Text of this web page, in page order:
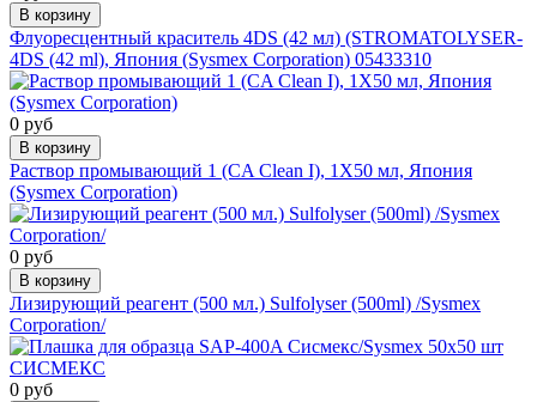
В корзину
Флуоресцентный краситель 4DS (42 мл) (STROMATOLYSER-
4DS (42 ml), Япония (Sysmex Corporation) 05433310
0 руб
В корзину
Раствор промывающий 1 (CA Clean I), 1Х50 мл, Япония
(Sysmex Corporation)
0 руб
В корзину
Лизирующий реагент (500 мл.) Sulfolyser (500ml) /Sysmex
Corporation/
0 руб